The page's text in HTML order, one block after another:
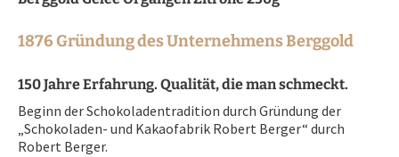
1876 Gründung des Unternehmens Berggold
150 Jahre Erfahrung. Qualität, die man schmeckt.
Beginn der Schokoladentradition durch Gründung der
„Schokoladen- und Kakaofabrik Robert Berger“ durch
Robert Berger.